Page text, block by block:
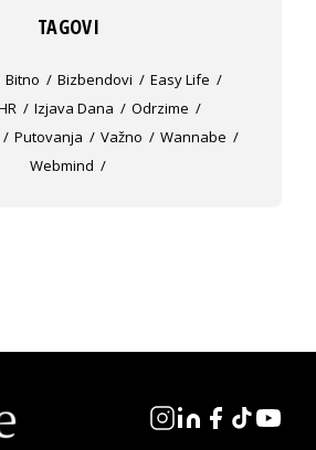
TAGOVI
Bitno Bizbendovi
Easy Life
Izjava Dana
Odrzime
Putovanja Važno
Wannabe
Webmind